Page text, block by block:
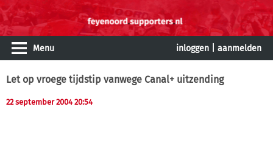
Menu inloggen aanmelden
Let op vroege tijdstip vanwege Canal+ uitzending
22 september 2004 20:54